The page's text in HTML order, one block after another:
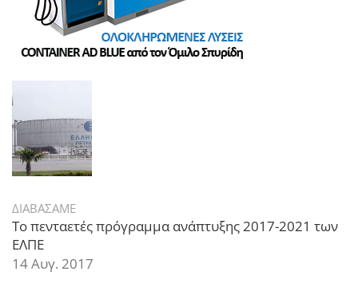
ΔΙΑΒΑΣΑΜΕ
Το πενταετές πρόγραμμα ανάπτυξης 2017-2021 των
ΕΛΠΕ
14 Αυγ. 2017